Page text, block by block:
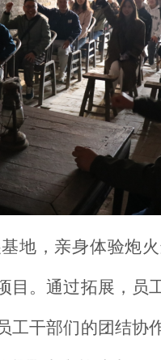
地，亲身体验炮
目。通过拓展，员
干部们的团结协